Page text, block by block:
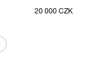
20 000 CZK